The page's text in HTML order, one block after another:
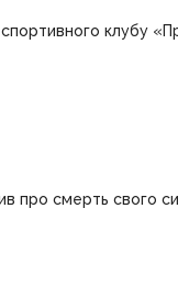
спортивного клубу
про смерть свого